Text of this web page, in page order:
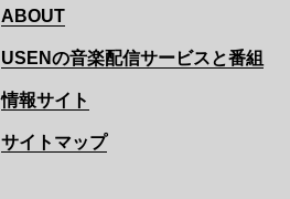
ABOUT
USENの音楽配信サービスと番組
情報サイト
サイトマップ